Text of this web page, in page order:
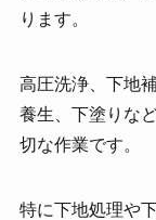
ります。
高圧洗浄、下地
養生、下塗りな
切な作業です。
特に下地処理や